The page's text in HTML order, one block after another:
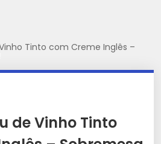
Tinto com Creme Inglês –
de Vinho Tinto